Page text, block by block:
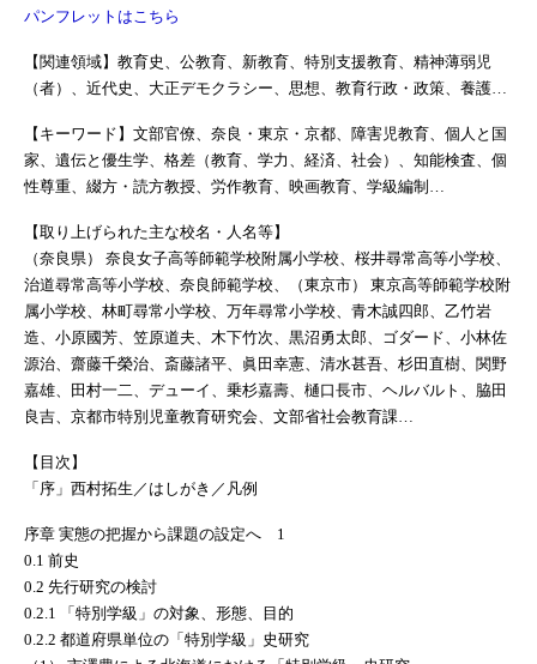
パンフレットはこちら
【関連領域】教育史、公教育、新教育、特別支援教育、精神薄弱児
（者）、近代史、大正デモクラシー、思想、教育行政・政策、養護…
【キーワード】文部官僚、奈良・東京・京都、障害児教育、個人と国
家、遺伝と優生学、格差（教育、学力、経済、社会）、知能検査、個
性尊重、綴方・読方教授、労作教育、映画教育、学級編制…
【取り上げられた主な校名・人名等】
（奈良県） 奈良女子高等師範学校附属小学校、桜井尋常高等小学校、
治道尋常高等小学校、奈良師範学校、（東京市） 東京高等師範学校附
属小学校、林町尋常小学校、万年尋常小学校、青木誠四郎、乙竹岩
造、小原國芳、笠原道夫、木下竹次、黒沼勇太郎、ゴダード、小林佐
源治、齋藤千榮治、斎藤諸平、眞田幸憲、清水甚吾、杉田直樹、関野
嘉雄、田村一二、デューイ、乗杉嘉壽、樋口長市、ヘルバルト、脇田
良吉、京都市特別児童教育研究会、文部省社会教育課…
【目次】
「序」西村拓生／はしがき／凡例
序章 実態の把握から課題の設定へ 1
0.1 前史
0.2 先行研究の検討
0.2.1 「特別学級」の対象、形態、目的
0.2.2 都道府県単位の「特別学級」史研究